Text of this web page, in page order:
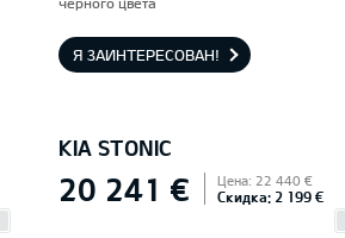
Я ЗАИНТЕРЕСОВАН!
KIA STONIC
20 241 € Цена: 22 440 €
Скидка: 2 199 €